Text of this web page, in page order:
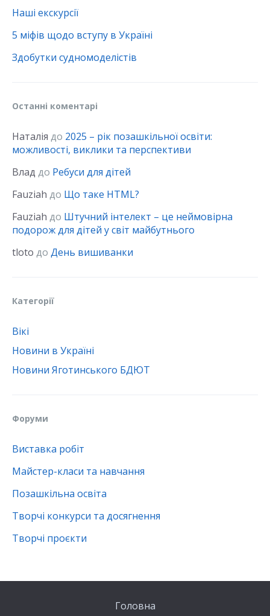
Наші екскурсії
5 міфів щодо вступу в Україні
Здобутки судномоделістів
Останні коментарі
Наталія до 2025 – рік позашкільної освіти:
можливості, виклики та перспективи
Влад до Ребуси для дітей
Fauziah до Що таке HTML?
Fauziah до Штучний інтелект – це неймовірна
подорож для дітей у світ майбутнього
tloto до День вишиванки
Категорії
Вікі
Новини в Україні
Новини Яготинського БДЮТ
Форуми
Виставка робіт
Майстер-класи та навчання
Позашкільна освіта
Творчі конкурси та досягнення
Творчі проєкти
Головна